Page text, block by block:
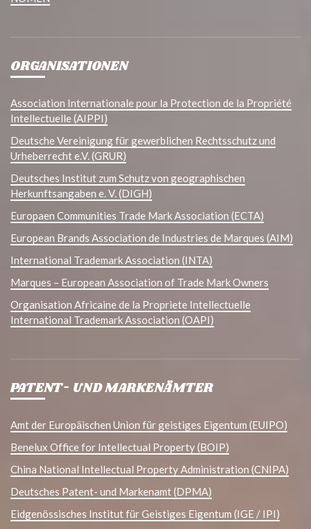
ORGANISATIONEN
Association Internationale pour la Protection de la Propriété
Intellectuelle (AIPPI)
Deutsche Vereinigung für gewerblichen Rechtsschutz und
Urheberrecht e.V. (GRUR)
Deutsches Institut zum Schutz von geographischen
Herkunftsangaben e. V. (DIGH)
Europaen Communities Trade Mark Association (ECTA)
European Brands Association de Industries de Marques (AIM)
International Trademark Association (INTA)
Marques – European Association of Trade Mark Owners
Organisation Africaine de la Propriete Intellectuelle
International Trademark Association (OAPI)
PATENT- UND MARKENÄMTER
Amt der Europäischen Union für geistiges Eigentum (EUIPO)
Benelux Office for Intellectual Property (BOIP)
China National Intellectual Property Administration (CNIPA)
Deutsches Patent- und Markenamt (DPMA)
Eidgenössisches Institut für Geistiges Eigentum (IGE / IPI)